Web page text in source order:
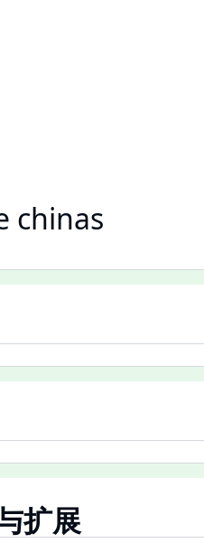
chinas
扩展